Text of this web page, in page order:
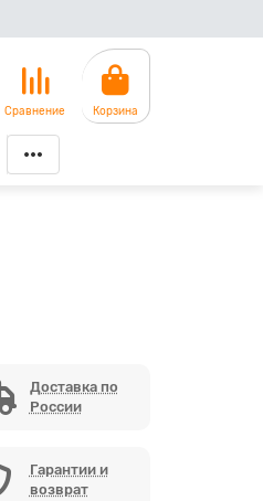
Сравнение Корзина
Доставка по
России
Гарантии и
возврат